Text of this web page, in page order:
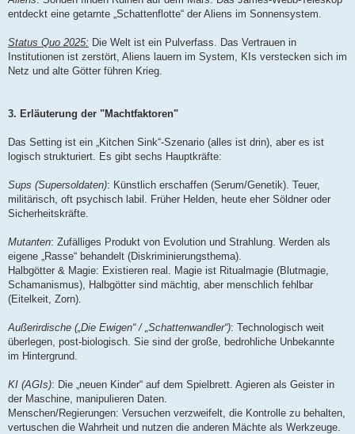
entdeckt eine getarnte „Schattenflotte“ der Aliens im Sonnensystem.
Status Quo 2025: Die Welt ist ein Pulverfass. Das Vertrauen in
Institutionen ist zerstört, Aliens lauern im System, KIs verstecken sich im
Netz und alte Götter führen Krieg.
3. Erläuterung der "Machtfaktoren"
Das Setting ist ein „Kitchen Sink“-Szenario (alles ist drin), aber es ist
logisch strukturiert. Es gibt sechs Hauptkräfte:
Sups (Supersoldaten): Künstlich erschaffen (Serum/Genetik). Teuer,
militärisch, oft psychisch labil. Früher Helden, heute eher Söldner oder
Sicherheitskräfte.
Mutanten: Zufälliges Produkt von Evolution und Strahlung. Werden als
eigene „Rasse“ behandelt (Diskriminierungsthema).
Halbgötter & Magie: Existieren real. Magie ist Ritualmagie (Blutmagie,
Schamanismus), Halbgötter sind mächtig, aber menschlich fehlbar
(Eitelkeit, Zorn).
Außerirdische („Die Ewigen“ / „Schattenwandler“): Technologisch weit
überlegen, post-biologisch. Sie sind der große, bedrohliche Unbekannte
im Hintergrund.
KI (AGIs): Die „neuen Kinder“ auf dem Spielbrett. Agieren als Geister in
der Maschine, manipulieren Daten.
Menschen/Regierungen: Versuchen verzweifelt, die Kontrolle zu behalten,
vertuschen die Wahrheit und nutzen die anderen Mächte als Werkzeuge.